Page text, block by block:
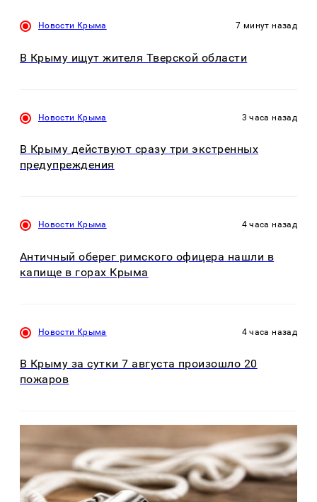
Новости Крыма 7 минут назад
В Крыму ищут жителя Тверской области
Новости Крыма 3 часа назад
В Крыму действуют сразу три экстренных
предупреждения
Новости Крыма 4 часа назад
Античный оберег римского офицера нашли в
капище в горах Крыма
Новости Крыма 4 часа назад
В Крыму за сутки 7 августа произошло 20
пожаров